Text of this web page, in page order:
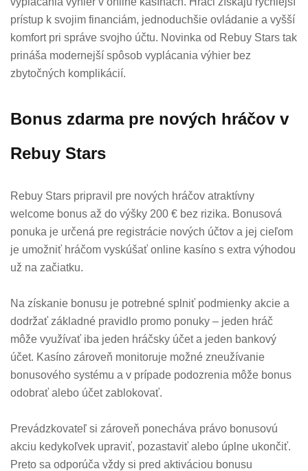
prístup k svojim financiám, jednoduchšie ovládanie a vyšší
komfort pri správe svojho účtu. Novinka od Rebuy Stars tak
prináša modernejší spôsob vyplácania výhier bez
zbytočných komplikácií.
Bonus zdarma pre nových hráčov v
Rebuy Stars
Rebuy Stars pripravil pre nových hráčov atraktívny
welcome bonus až do výšky 200 € bez rizika. Bonusová
ponuka je určená pre registrácie nových účtov a jej cieľom
je umožniť hráčom vyskúšať online kasíno s extra výhodou
už na začiatku.
Na získanie bonusu je potrebné splniť podmienky akcie a
dodržať základné pravidlo promo ponuky – jeden hráč
môže využívať iba jeden hráčsky účet a jeden bankový
účet. Kasíno zároveň monitoruje možné zneužívanie
bonusového systému a v prípade podozrenia môže bonus
odobrať alebo účet zablokovať.
Prevádzkovateľ si zároveň ponecháva právo bonusovú
akciu kedykoľvek upraviť, pozastaviť alebo úplne ukončiť.
Preto sa odporúča vždy si pred aktiváciou bonusu